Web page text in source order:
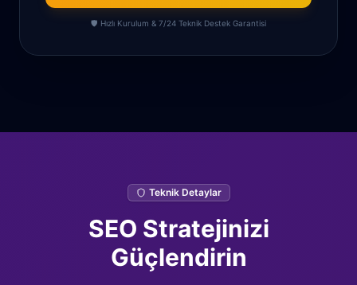
🛡️ Hızlı Kurulum & 7/24 Teknik Destek Garantisi
Teknik Detaylar
SEO Stratejinizi
Güçlendirin